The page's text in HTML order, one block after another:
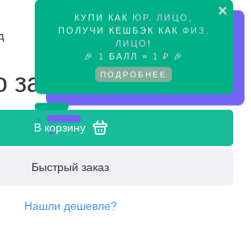
×
КУПИ КАК ЮР. ЛИЦО
ПОЛУЧИ КЕШБЭК КАК ФИЗ.
ЛИЦО !
🎉 1 БАЛЛ = 1 ₽ 🎉
ПОДРОБНЕЕ
Предзаказ
запросу
В корзину
Быстрый заказ
Нашли дешевле?